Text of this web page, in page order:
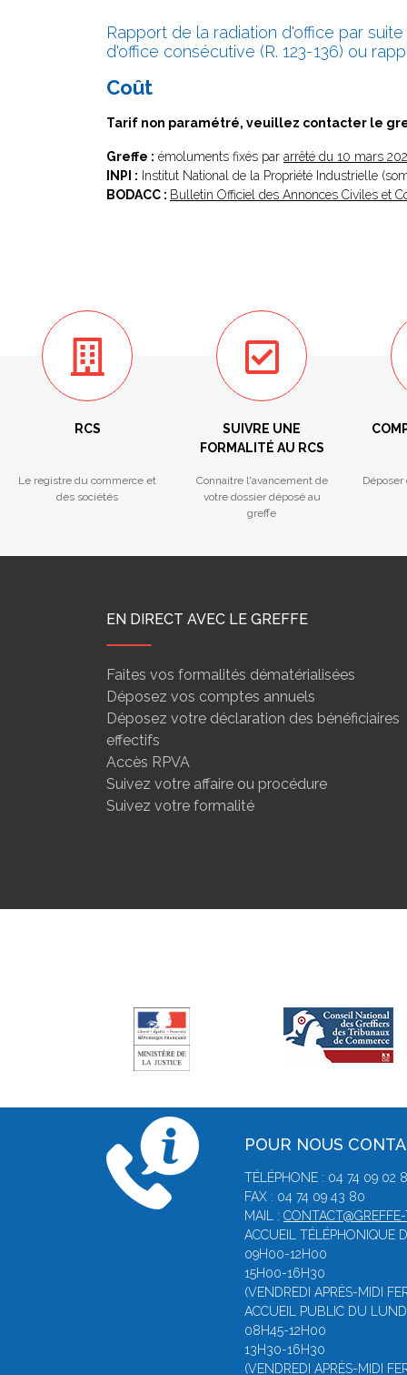
Rapport de la radiation d'office par
d'office consécutive (R. 123-136) ou
Coût
Tarif non paramétré, veuillez contacter le
Greffe : émoluments fixés par arrêté du 10 mars
INPI : Institut National de la Propriété Industrielle
BODACC : Bulletin Officiel des Annonces Civiles et
RCS
Le registre du commerce et
des sociétés
SUIVRE UNE
FORMALITÉ AU RCS
Connaitre l'avancement de
votre dossier déposé au
greffe
EN DIRECT AVEC LE GREFFE
Faites vos formalités dématérialisées
Déposez vos comptes annuels
Déposez votre déclaration des bénéficiaires
effectifs
Accès RPVA
Suivez votre affaire ou procédure
Suivez votre formalité
POUR NOUS
TÉLÉPHONE : 04 74 09 02
FAX : 04 74 09 43 80
MAIL :
ACCUEIL TÉLÉPHONIQUE
09H00-12H00
15H00-16H30
(VENDREDI APRÈS-MIDI
ACCUEIL PUBLIC DU
08H45-12H00
13H30-16H30
(VENDREDI APRÈS-MIDI